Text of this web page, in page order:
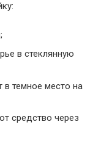
в стеклянную
в темное место на
средство через